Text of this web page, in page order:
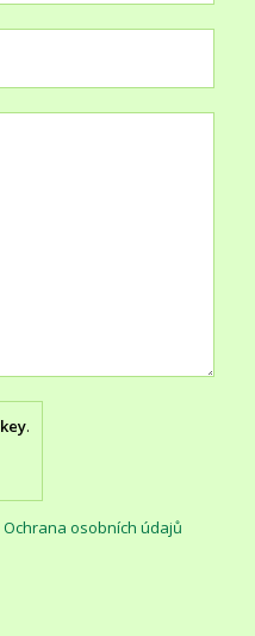
key.
Ochrana osobních údajů